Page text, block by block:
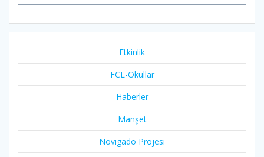
Etkinlik
FCL-Okullar
Haberler
Manşet
Novigado Projesi